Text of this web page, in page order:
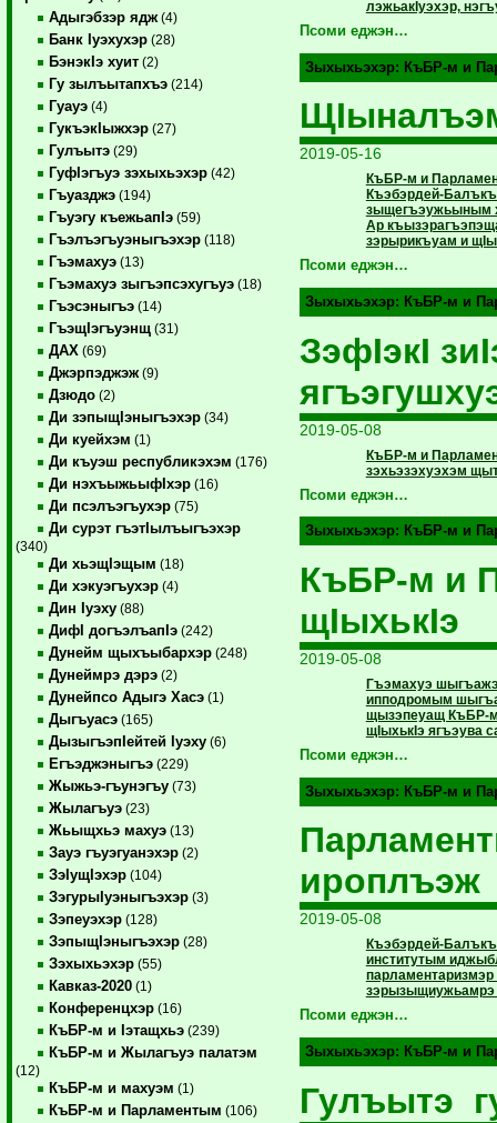
Адыгэбзэр ядж (4)
Банк Iуэхухэр (28)
БэнэкIэ хуит (2)
Гу зылъытапхъэ (214)
Гуауэ (4)
ГукъэкIыжхэр (27)
Гулъытэ (29)
ГуфIэгъуэ зэхыхьэхэр (42)
Гъуазджэ (194)
Гъуэгу къежьапIэ (59)
Гъэлъэгъуэныгъэхэр (118)
Гъэмахуэ (13)
Гъэмахуэ зыгъэпсэхугъуэ (18)
Гъэсэныгъэ (14)
ГъэщIэгъуэнщ (31)
ДАХ (69)
Джэрпэджэж (9)
Дзюдо (2)
Ди зэпыщIэныгъэхэр (34)
Ди куейхэм (1)
Ди къуэш республикэхэм (176)
Ди нэхъыжьыфIхэр (16)
Ди псэлъэгъухэр (75)
Ди сурэт гъэтIылъыгъэхэр
(340)
Ди хьэщIэщым (18)
Ди хэкуэгъухэр (4)
Дин Iуэху (88)
ДифI догъэлъапIэ (242)
Дунейм щыхъыбархэр (248)
Дунеймрэ дэрэ (2)
Дунейпсо Адыгэ Хасэ (1)
Дыгъуасэ (165)
ДызыгъэпIейтей Iуэху (6)
Егъэджэныгъэ (229)
Жыжьэ-гъунэгъу (73)
Жылагъуэ (23)
Жьыщхьэ махуэ (13)
Зауэ гъуэгуанэхэр (2)
ЗэIущIэхэр (104)
ЗэгурыIуэныгъэхэр (3)
Зэпеуэхэр (128)
ЗэпыщIэныгъэхэр (28)
Зэхыхьэхэр (55)
Кавказ-2020 (1)
Конференцхэр (16)
КъБР-м и Iэтащхьэ (239)
КъБР-м и Жылагъуэ палатэм
(12)
КъБР-м и махуэм (1)
КъБР-м и Парламентым (106)
лэжьакIуэхэр,
Псоми еджэн…
Зыхыхьэхэр: КъБР-м и
2019-05-16
КъБР-м и
Къэбэрдей-
зыщегъэужьыным
Ар
зэрырикъуам и
Псоми еджэн…
Зыхыхьэхэр: КъБР-м и
ЗэфIэкI
2019-05-08
КъБР-м и
зэхьэзэхуэхэм
Псоми еджэн…
Зыхыхьэхэр: КъБР-м и
КъБР-м и
щIыхькIэ
2019-05-08
Гъэмахуэ
ипподромым
щызэпеуащ КъБР-м
щIыхькIэ ягъэува
Псоми еджэн…
Зыхыхьэхэр: КъБР-м и
ироплъэж
2019-05-08
Къэбэрдей-
институтым
зэрызыщиужьамрэ
Псоми еджэн…
Зыхыхьэхэр: КъБР-м и
Гулъытэ